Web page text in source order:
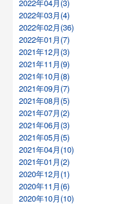
2022年04月(3)
2022年03月(4)
2022年02月(36)
2022年01月(7)
2021年12月(3)
2021年11月(9)
2021年10月(8)
2021年09月(7)
2021年08月(5)
2021年07月(2)
2021年06月(3)
2021年05月(5)
2021年04月(10)
2021年01月(2)
2020年12月(1)
2020年11月(6)
2020年10月(10)